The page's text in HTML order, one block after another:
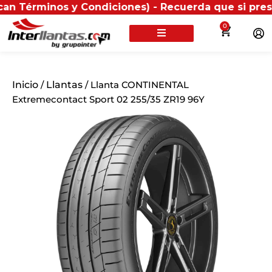
y Condiciones) - Recuerda que si presentas
0
Inicio / Llantas / Llanta CONTINENTAL
Extremecontact Sport 02 255/35 ZR19 96Y